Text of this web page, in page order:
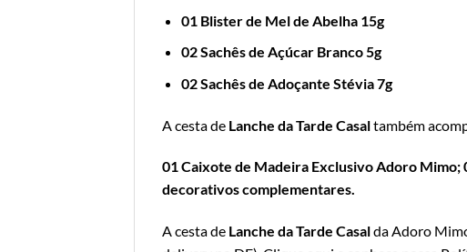
01 Blister de Mel de Abelha 15g
02 Sachês de Açúcar Branco 5g
02 Sachês de Adoçante Stévia 7g
A cesta de Lanche da Tarde Casaltambém
01 Caixote de Madeira Exclusivo Adoro Mimo;
decorativos complementares.
A cesta de Lanche da Tarde Casalda Adoro